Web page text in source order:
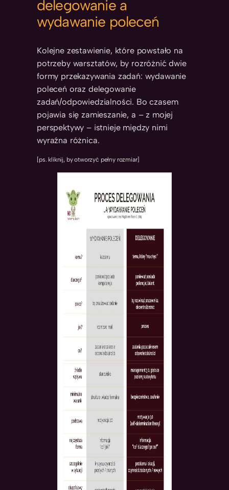
delegowanie a
wydawanie poleceń
Kolejne zestawienie, które powstało na
potrzeby warsztatów, by rozróżnić dwie
formy przekazywania zadań: wydawanie
poleceń oraz delegowanie
zadań/odpowiedzialności. Bo czasem
pojawia się zamieszanie, a – z mojej
perspektywy – istnieje między nimi
wyraźna różnica.
[ps. kliknij, by otworzyć pełny rozmiar]